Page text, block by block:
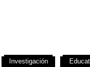
Investigación